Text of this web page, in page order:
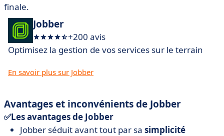
finale.
Jobber
+200 avis
Optimisez la gestion de vos services sur le terrain
En savoir plus sur Jobber
Avantages et inconvénients de Jobber
✅Les avantages de Jobber
Jobber séduit avant tout par sa simplicité